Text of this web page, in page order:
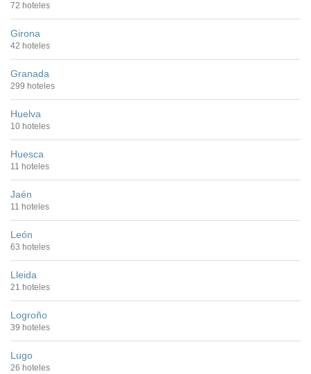
72 hoteles
Girona
42 hoteles
Granada
299 hoteles
Huelva
10 hoteles
Huesca
11 hoteles
Jaén
11 hoteles
León
63 hoteles
Lleida
21 hoteles
Logroño
39 hoteles
Lugo
26 hoteles